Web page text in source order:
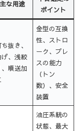
主な用途
ポイント
抜き、
げ、浅絞
、順送加
金型の互換
性、ストロ
ーク、プレ
スの能力
（トン
数）、安全
装置
油圧系統の
状態、最大